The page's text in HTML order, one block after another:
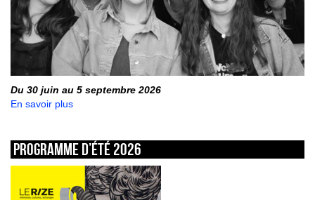
Du 30 juin au 5 septembre 2026
En savoir plus
Programme d’été 2026